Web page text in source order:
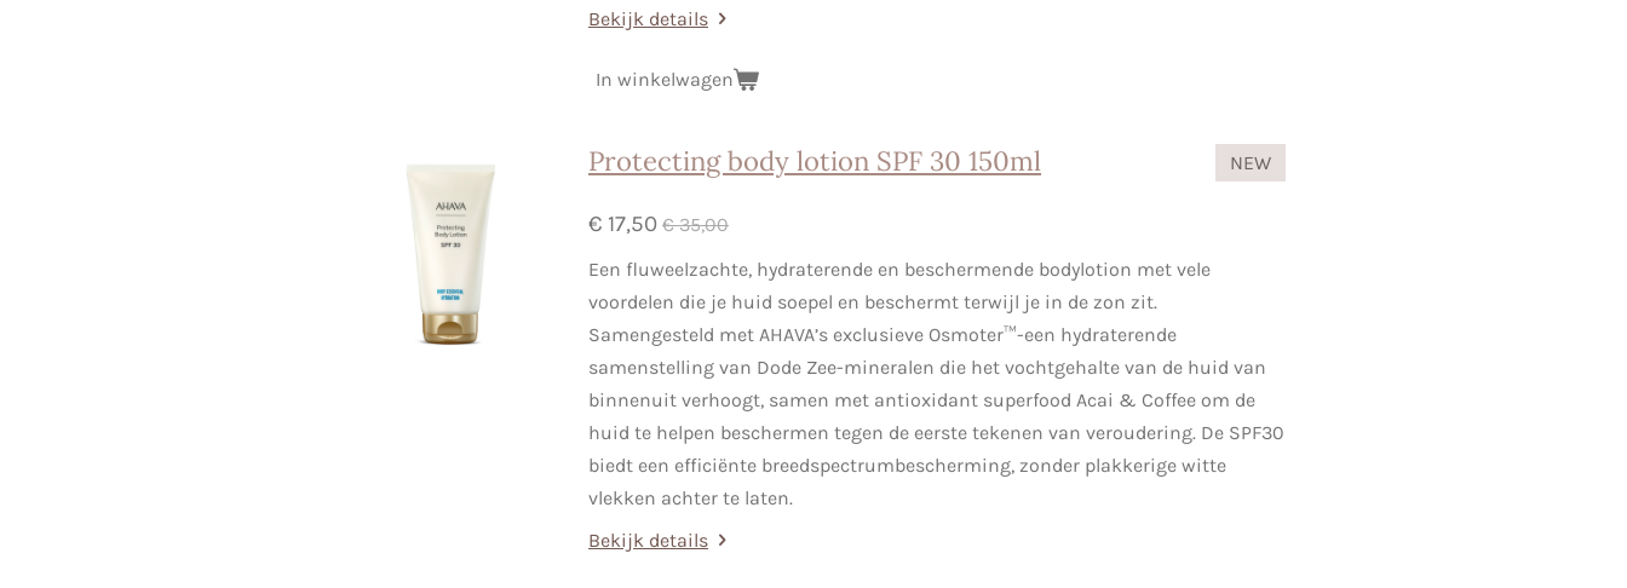
Bekijk details
In winkelwagen
NEW
Protecting body lotion SPF 30 150ml
€ 17,50 € 35,00
Een fluweelzachte, hydraterende en beschermende bodylotion met vele
voordelen die je huid soepel en beschermt terwijl je in de zon zit.
Samengesteld met AHAVA’s exclusieve Osmoter™-een hydraterende
samenstelling van Dode Zee-mineralen die het vochtgehalte van de huid van
binnenuit verhoogt, samen met antioxidant superfood Acai & Coffee om de
huid te helpen beschermen tegen de eerste tekenen van veroudering. De SPF30
biedt een efficiënte breedspectrumbescherming, zonder plakkerige witte
vlekken achter te laten.
Bekijk details